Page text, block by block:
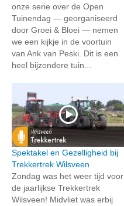
onze serie over de Open
Tuinendag — georganiseerd
door Groei & Bloei — nemen
we een kijkje in de voortuin
van Ank van Peski. Dit is een
heel bijzondere tuin...
Spektakel en Gezelligheid bij
Trekkertrek Wilsveen
Zondag was het weer tijd voor
de jaarlijkse Trekkertrek
Wilsveen! Midvliet was erbij